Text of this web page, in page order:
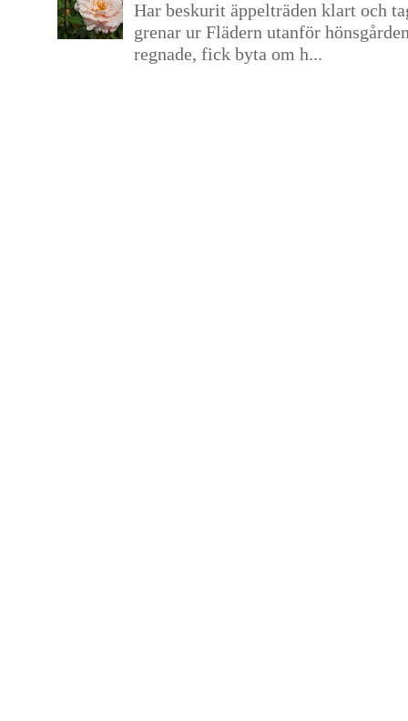
Har beskurit äppelträden klart och
grenar ur Flädern utanför
regnade, fick byta om h...